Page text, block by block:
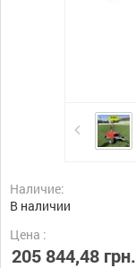
Наличие:
В наличии
Цена :
205 844,48 грн.